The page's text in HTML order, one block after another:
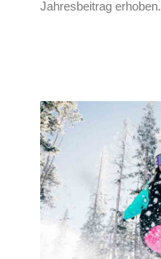
Jahresbeitrag erhoben.